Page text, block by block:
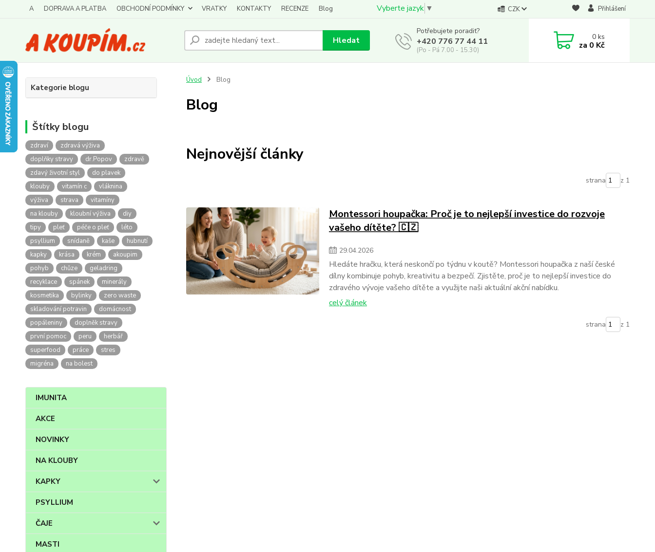
Vyberte jazyk ▼
A DOPRAVA A PLATBA OBCHODNÍ PODMÍNKY VRATKY KONTAKTY RECENZE Blog CZK Přihlášení
Hledat
Potřebujete poradit?
+420 776 77 44 11
(Po - Pá 7.00 - 15.30)
0ks
za 0 Kč
Kategorie blogu
Štítky blogu
zdraví
zdravá výživa
doplňky stravy
dr.Popov
zdravě
zdavý životní styl
do plavek
klouby
vitamín c
vláknina
výživa
strava
vitamíny
na klouby
kloubní výživa
diy
tipy
pleť péče o pleť
léto
psyllium
snídaně kaše
hubnutí
kapky
krása krém
akoupim
pohyb
chůze
geladring
recyklace
spánek
minerály
kosmetika
bylinky
zero waste
skladování potravin
domácnost
popáleniny
doplněk stravy
první pomoc
peru
herbář
superfood
práce
stres
migréna
na bolest
IMUNITA
AKCE
NOVINKY
NA KLOUBY
KAPKY
PSYLLIUM
ČAJE
MASTI
Úvod Blog
Blog
Nejnovější články
strana z 1
Montessori houpačka: Proč je to nejlepší investice do rozvoje
vašeho dítěte? 🇨🇿
29.04.2026
Hledáte hračku, která neskončí po týdnu v koutě? Montessori houpačka z naší české
dílny kombinuje pohyb, kreativitu a bezpečí. Zjistěte, proč je to nejlepší investice do
zdravého vývoje vašeho dítěte a využijte naši aktuální akční nabídku.
celý článek
strana z 1